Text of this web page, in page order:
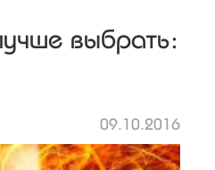
выбрать:
09.10.2016